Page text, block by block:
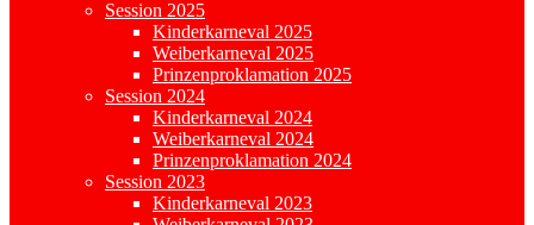
Session 2025
Kinderkarneval 2025
Weiberkarneval 2025
Prinzenproklamation 2025
Session 2024
Kinderkarneval 2024
Weiberkarneval 2024
Prinzenproklamation 2024
Session 2023
Kinderkarneval 2023